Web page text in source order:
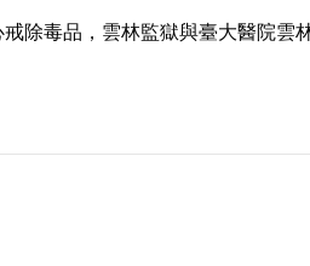
除毒品，雲林監獄與臺大醫院